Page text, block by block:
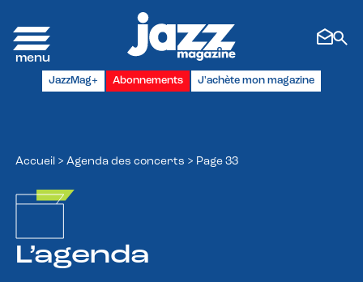
JazzMag+ Abonnements J'achète mon magazine
Accueil > Agenda des concerts > Page 33
L’agenda